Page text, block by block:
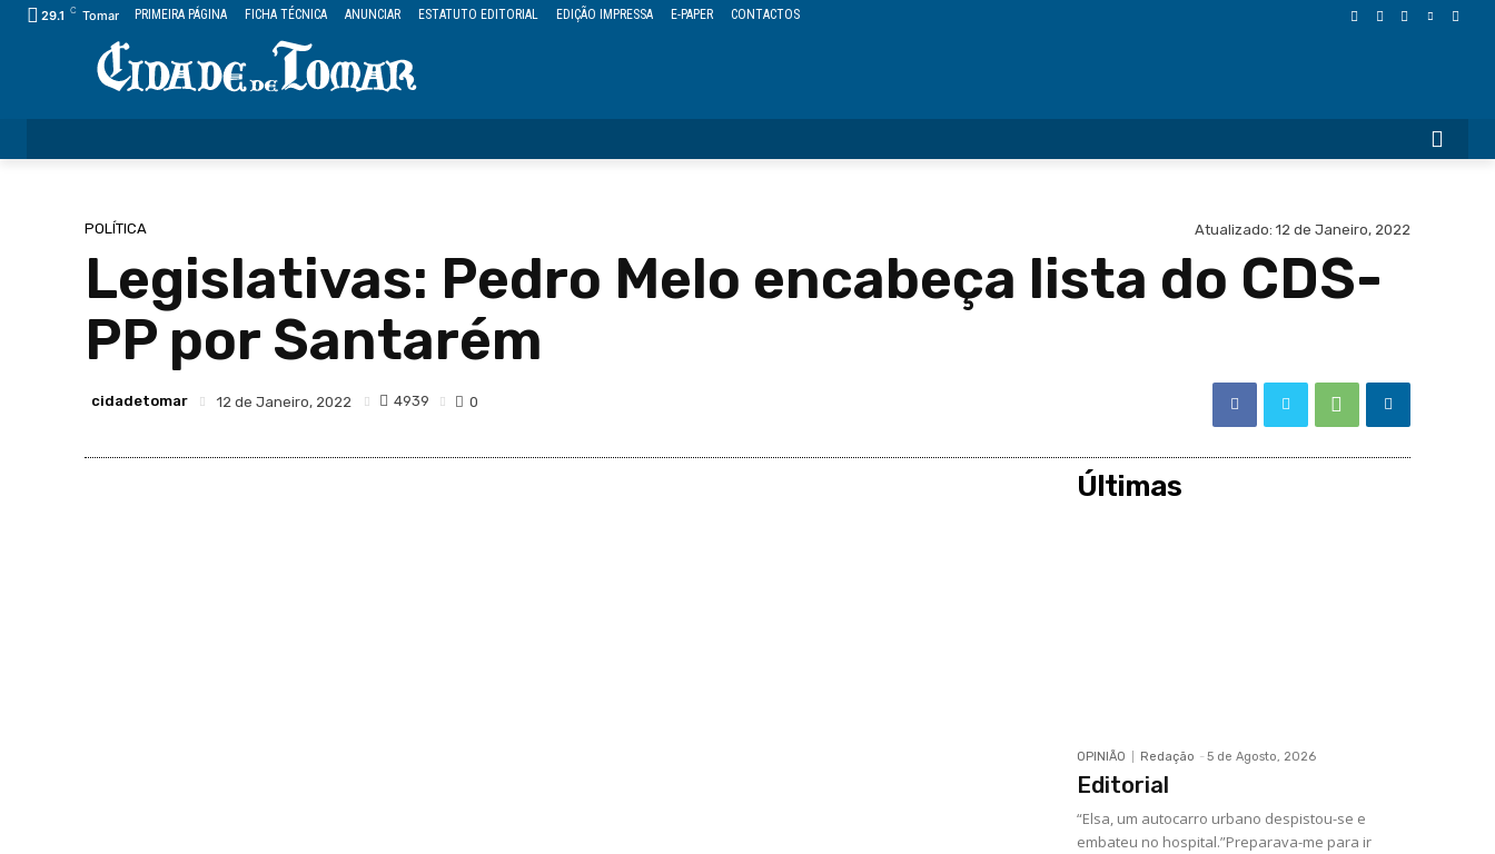
29.1 C Tomar PRIMEIRA PÁGINA FICHA TÉCNICA ANUNCIAR ESTATUTO EDITORIAL EDIÇÃO IMPRESSA E-PAPER CONTACTOS
POLÍTICA Atualizado: 12 de Janeiro, 2022
Legislativas: Pedro Melo encabeça lista do CDS-
PP por Santarém
cidadetomar 12 de Janeiro, 2022 4939 0
Últimas
OPINIÃO Redação - 5 de Agosto, 2026
Editorial
“Elsa, um autocarro urbano despistou-se e
embateu no hospital.”Preparava-me para ir